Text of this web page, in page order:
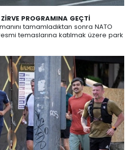
PROGRAMINA GEÇTİ
tamamladıktan sonra NATO
temaslarına katılmak üzere park